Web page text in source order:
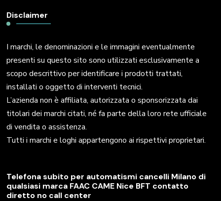
Disclaimer
I marchi, le denominazioni e le immagini eventualmente
presenti su questo sito sono utilizzati esclusivamente a
scopo descrittivo per identificare i prodotti trattati,
installati o oggetto di interventi tecnici.
L’azienda non è affiliata, autorizzata o sponsorizzata dai
titolari dei marchi citati, né fa parte della loro rete ufficiale
di vendita o assistenza.
Tutti i marchi e loghi appartengono ai rispettivi proprietari.
Telefona subito per automatismi cancelli Milano di
qualsiasi marca FAAC CAME Nice BFT contatto
diretto no call center